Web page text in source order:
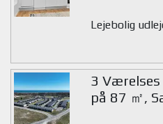
Lejebolig
3 Værelses
på 87 ㎡,